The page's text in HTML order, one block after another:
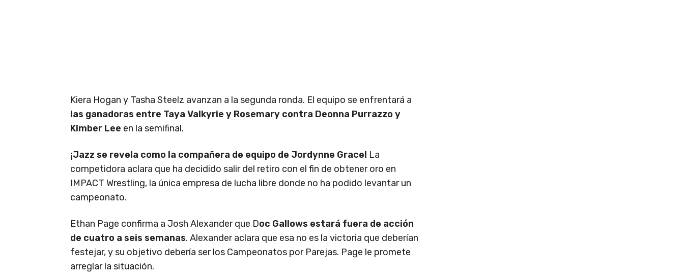
Kiera Hogan y Tasha Steelz avanzan a la segunda ronda. El equipo se enfrentará a
las ganadoras entre Taya Valkyrie y Rosemary contra Deonna Purrazzo y
Kimber Lee en la semifinal.
¡Jazz se revela como la compañera de equipo de Jordynne Grace! La
competidora aclara que ha decidido salir del retiro con el fin de obtener oro en
IMPACT Wrestling, la única empresa de lucha libre donde no ha podido levantar un
campeonato.
Ethan Page confirma a Josh Alexander que Doc Gallows estará fuera de acción
de cuatro a seis semanas. Alexander aclara que esa no es la victoria que deberían
festejar, y su objetivo debería ser los Campeonatos por Parejas. Page le promete
arreglar la situación.